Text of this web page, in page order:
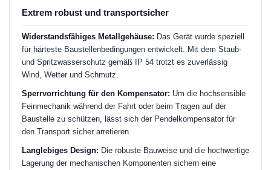
Extrem robust und transportsicher
Widerstandsfähiges Metallgehäuse: Das Gerät wurde speziell
für härteste Baustellenbedingungen entwickelt. Mit dem Staub-
und Spritzwasserschutz gemäß IP 54 trotzt es zuverlässig
Wind, Wetter und Schmutz.
Sperrvorrichtung für den Kompensator: Um die hochsensible
Feinmechanik während der Fahrt oder beim Tragen auf der
Baustelle zu schützen, lässt sich der Pendelkompensator für
den Transport sicher arretieren.
Langlebiges Design: Die robuste Bauweise und die hochwertige
Lagerung der mechanischen Komponenten sichern eine